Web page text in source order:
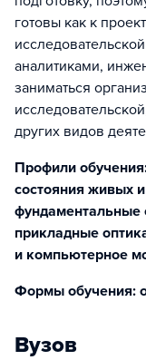
готовы как к
аналитиками,
заниматься
других видов
Профили
состояния живых
фундаментальные
прикладные
и компьютерное
Формы обучения:
Вузов